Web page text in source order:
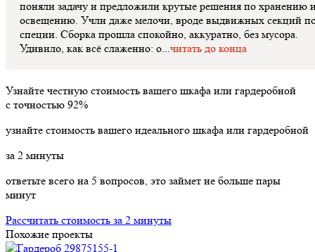
поняли задачу и предложили крутые решения по хранению
освещению. Учли даже мелочи, вроде выдвижных секций
специи. Сборка прошла спокойно, аккуратно, без мусора.
Удивило, как всё слаженно: о...читать до конца
Узнайте честную стоимость вашего шкафа или гардеробной
с точностью 92%
узнайте стоимость вашего идеального шкафа или гардеробной
за 2 минуты
ответьте всего на 5 вопросов, это займет не больше пары
минут
Рассчитать стоимость за 2 минуты
Похожие проекты